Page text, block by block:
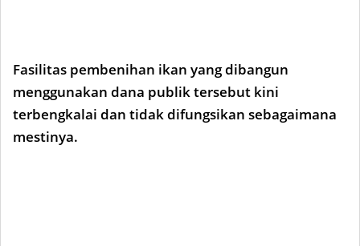
Fasilitas pembenihan ikan yang dibangun
menggunakan dana publik tersebut kini
terbengkalai dan tidak difungsikan sebagaimana
mestinya.